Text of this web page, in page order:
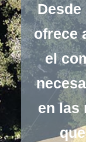
Desde
ofrece
el
en las